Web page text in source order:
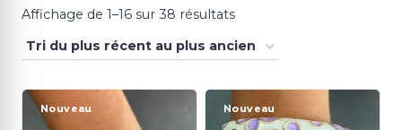
Affichage de 1–16 sur 38 résultatsTrié
du
récent
au
Nouveau Nouveau